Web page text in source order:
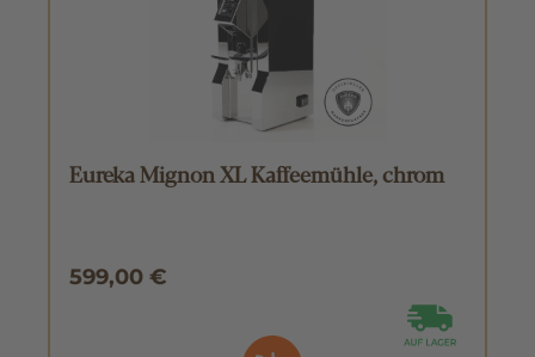
Eureka Mignon XL Kaffeemühle, chrom
599,00 €